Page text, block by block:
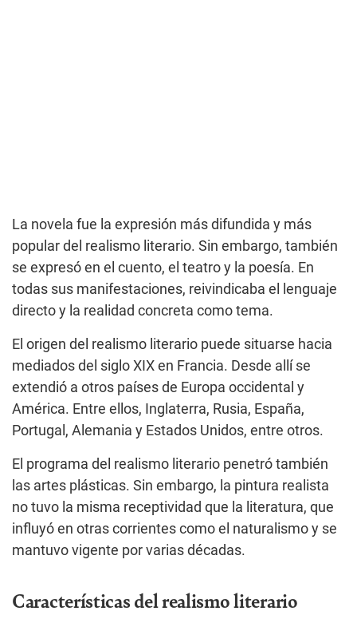
La novela fue la expresión más difundida y más
popular del realismo literario. Sin embargo, también
se expresó en el cuento, el teatro y la poesía. En
todas sus manifestaciones, reivindicaba el lenguaje
directo y la realidad concreta como tema.
El origen del realismo literario puede situarse hacia
mediados del siglo XIX en Francia. Desde allí se
extendió a otros países de Europa occidental y
América. Entre ellos, Inglaterra, Rusia, España,
Portugal, Alemania y Estados Unidos, entre otros.
El programa del realismo literario penetró también
las artes plásticas. Sin embargo, la pintura realista
no tuvo la misma receptividad que la literatura, que
influyó en otras corrientes como el naturalismo y se
mantuvo vigente por varias décadas.
Características del realismo literario